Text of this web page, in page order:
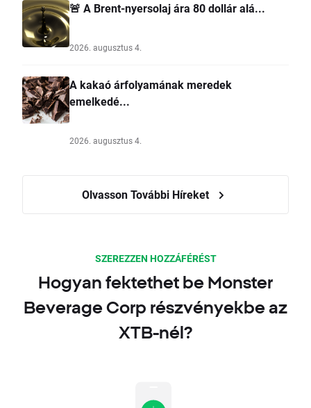
🚨 A Brent-nyersolaj ára 80 dollár alá...
2026. augusztus 4.
A kakaó árfolyamának meredek
emelkedé...
2026. augusztus 4.
Olvasson További Híreket
SZEREZZEN HOZZÁFÉRÉST
Hogyan fektethet be Monster
Beverage Corp részvényekbe az
XTB-nél?